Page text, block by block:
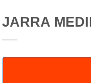
JARRA